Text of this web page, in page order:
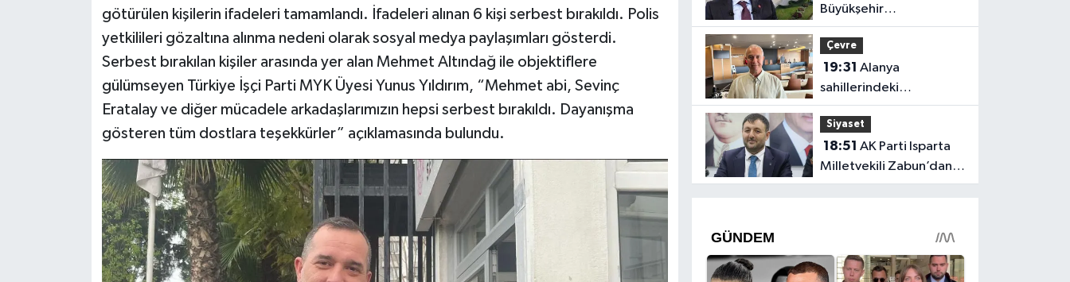
götürülen kişilerin ifadeleri tamamlandı. İfadeleri alınan 6 kişi serbest bırakıldı. Polis
yetkilileri gözaltına alınma nedeni olarak sosyal medya paylaşımları gösterdi.
Serbest bırakılan kişiler arasında yer alan Mehmet Altındağ ile objektiflere
gülümseyen Türkiye İşçi Parti MYK Üyesi Yunus Yıldırım, “Mehmet abi, Sevinç
Eratalay ve diğer mücadele arkadaşlarımızın hepsi serbest bırakıldı. Dayanışma
gösteren tüm dostlara teşekkürler” açıklamasında bulundu.
Büyükşehir
soruşturmasında iki isim
hakkında yeni karar
Çevre
19:31
sahillerindeki
mikroplastik kirliliğinin
kaynağı açıklandı
Siyaset
18:51
Milletvekili Zabun’dan
Antalya mesajı: “Ne